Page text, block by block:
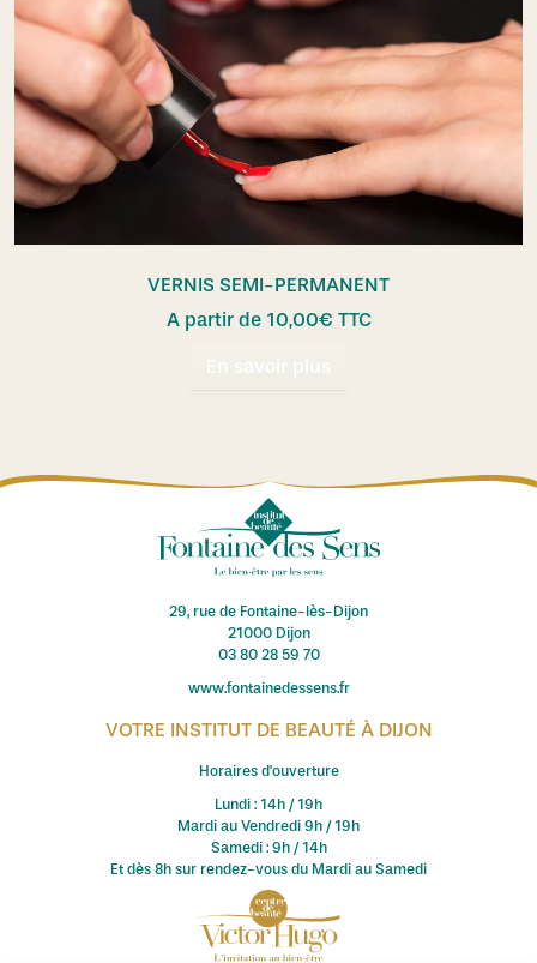
VERNIS SEMI-PERMANENT
A partir de 10,00€ TTC
En savoir plus
29, rue de Fontaine-lès-Dijon
21000 Dijon
03 80 28 59 70
www.fontainedessens.fr
VOTRE INSTITUT DE BEAUTÉ À DIJON
Horaires d'ouverture
Lundi : 14h / 19h
Mardi au Vendredi 9h / 19h
Samedi : 9h / 14h
Et dès 8h sur rendez-vous du Mardi au Samedi